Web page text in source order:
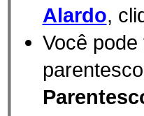
Alardo,
Você